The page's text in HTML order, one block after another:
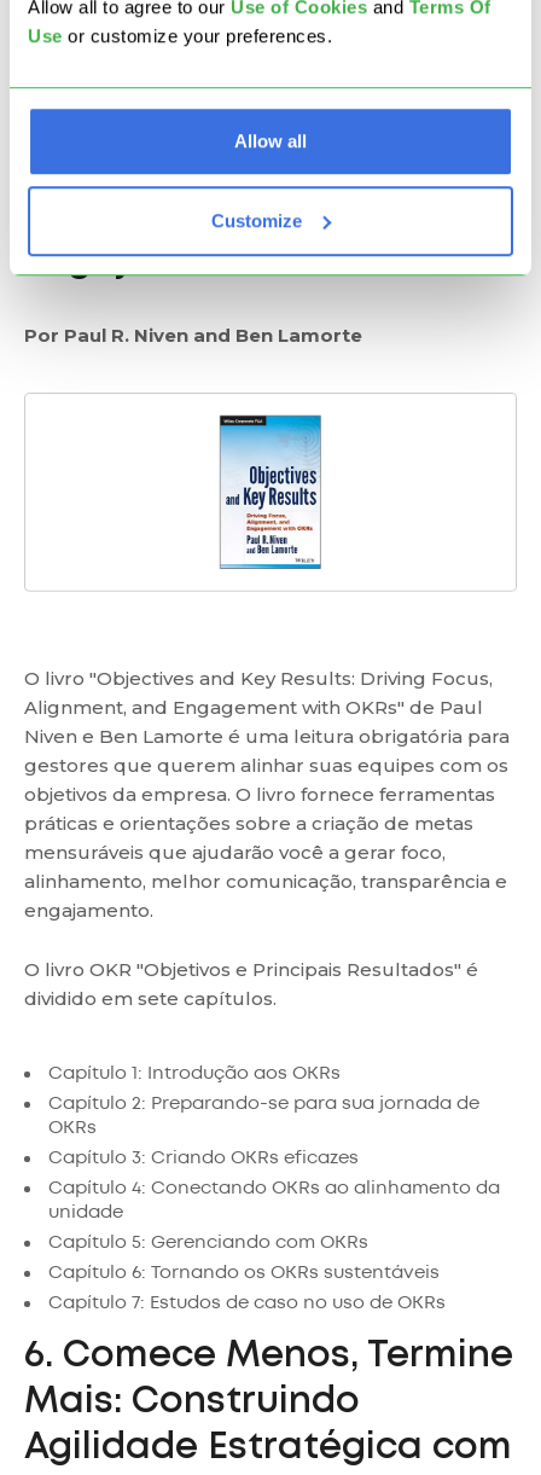
Allow all to agree to our Use of Cookies and Terms Of
Use or customize your preferences.
Allow all
Customize
OKRs e a Revisão Anual
Pontuar seus OKRs
Chave: Direcionando Foco,
Alinhamento e
Engajamento com OKRs
Por Paul R. Niven and Ben Lamorte
O livro "Objectives and Key Results: Driving Focus,
Alignment, and Engagement with OKRs" de Paul
Niven e Ben Lamorte é uma leitura obrigatória para
gestores que querem alinhar suas equipes com os
objetivos da empresa. O livro fornece ferramentas
práticas e orientações sobre a criação de metas
mensuráveis que ajudarão você a gerar foco,
alinhamento, melhor comunicação, transparência e
engajamento.
O livro OKR "Objetivos e Principais Resultados" é
dividido em sete capítulos.
Capítulo 1: Introdução aos OKRs
Capítulo 2: Preparando-se para sua jornada de
OKRs
Capítulo 3: Criando OKRs eficazes
Capítulo 4: Conectando OKRs ao alinhamento da
unidade
Capítulo 5: Gerenciando com OKRs
Capítulo 6: Tornando os OKRs sustentáveis
Capítulo 7: Estudos de caso no uso de OKRs
6. Comece Menos, Termine
Mais: Construindo
Agilidade Estratégica com